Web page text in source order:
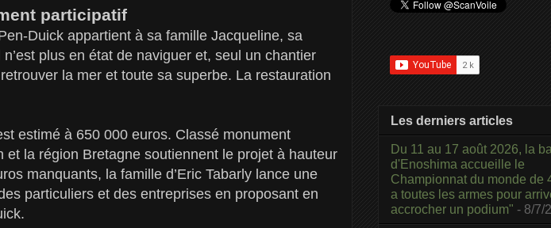
participatif
Duick appartient à sa famille Jacqueline, sa
plus en état de naviguer et, seul un chantier
la mer et toute sa superbe. La restauration
estimé à 650 000 euros. Classé monument
et la région Bretagne soutiennent le projet à hauteur
manquants, la famille d’Eric Tabarly lance une
particuliers et des entreprises en proposant en
Les derniers articles
Du 11 au 17 août 2026, la
d'Enoshima accueille le
Championnat du monde de
a toutes les armes pour
accrocher un podium" - 8/7/